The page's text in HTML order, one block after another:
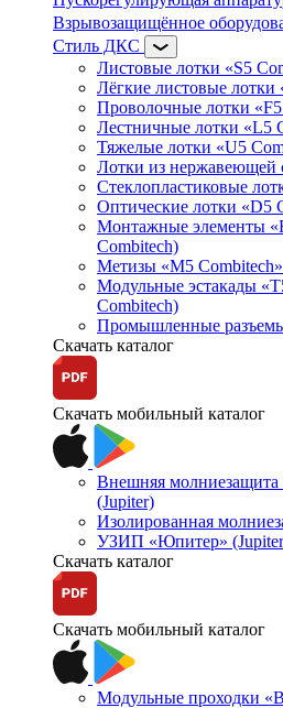
Взрывозащищённое
Стиль ДКС
Листовые лотки «S5
Лёгкие листовые лотки
Проволочные лотки
Лестничные лотки «L5
Тяжелые лотки «U5
Лотки из нержавеющей
Стеклопластиковые
Оптические лотки «D5
Монтажные элементы
Combitech)
Метизы «M5 Combitech»
Модульные эстакады
Combitech)
Промышленные
Скачать каталог
Скачать мобильный каталог
Внешняя молниезащита
(Jupiter)
Изолированная
УЗИП «Юпитер»
Скачать каталог
Скачать мобильный каталог
Модульные проходки